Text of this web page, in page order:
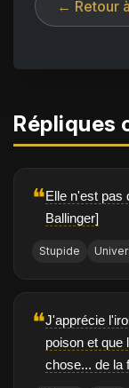
← Retour
Répliques
❝Elle n'est pas
Ballinger]
Stupide
❝J'apprécie
poison et que
chose... de la